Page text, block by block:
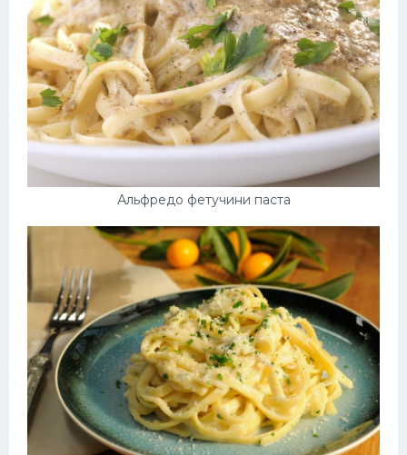
Альфредо фетучини паста